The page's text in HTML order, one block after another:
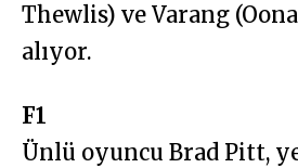
Thewlis) ve Varang
alıyor.
F1
Ünlü oyuncu Brad Pitt,